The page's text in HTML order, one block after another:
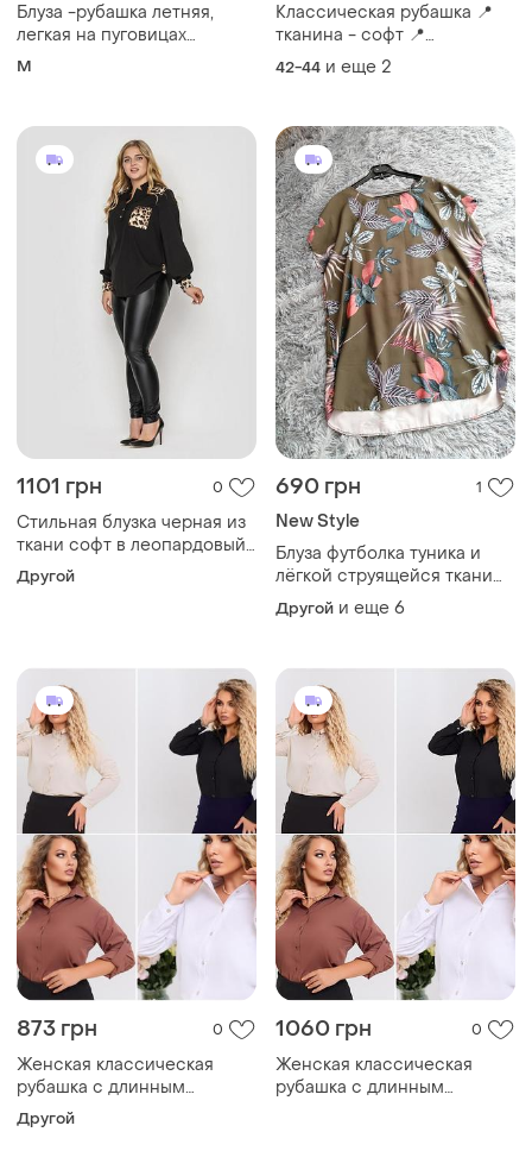
Блуза -рубашка летняя,
легкая на пуговицах
тканина софт
M
Классическая рубашка 📍
тканина - софт 📍
размеры:42-44, 46-48, 50-
42-44 и еще 2
1101 грн 0
Стильная блузка черная из
ткани софт в леопардовый
принт, больших размеров
от 52 до 58
Другой
690 грн 1
New Style
Блуза футболка туника и
лёгкой струящейся ткани
супер софт принт 3 д цветы
Другой и еще 6
873 грн 0
Женская классическая
рубашка с длинным
рукавом ткань софт на
пуговицах норма и баталл
Другой
1060 грн 0
Женская классическая
рубашка с длинным